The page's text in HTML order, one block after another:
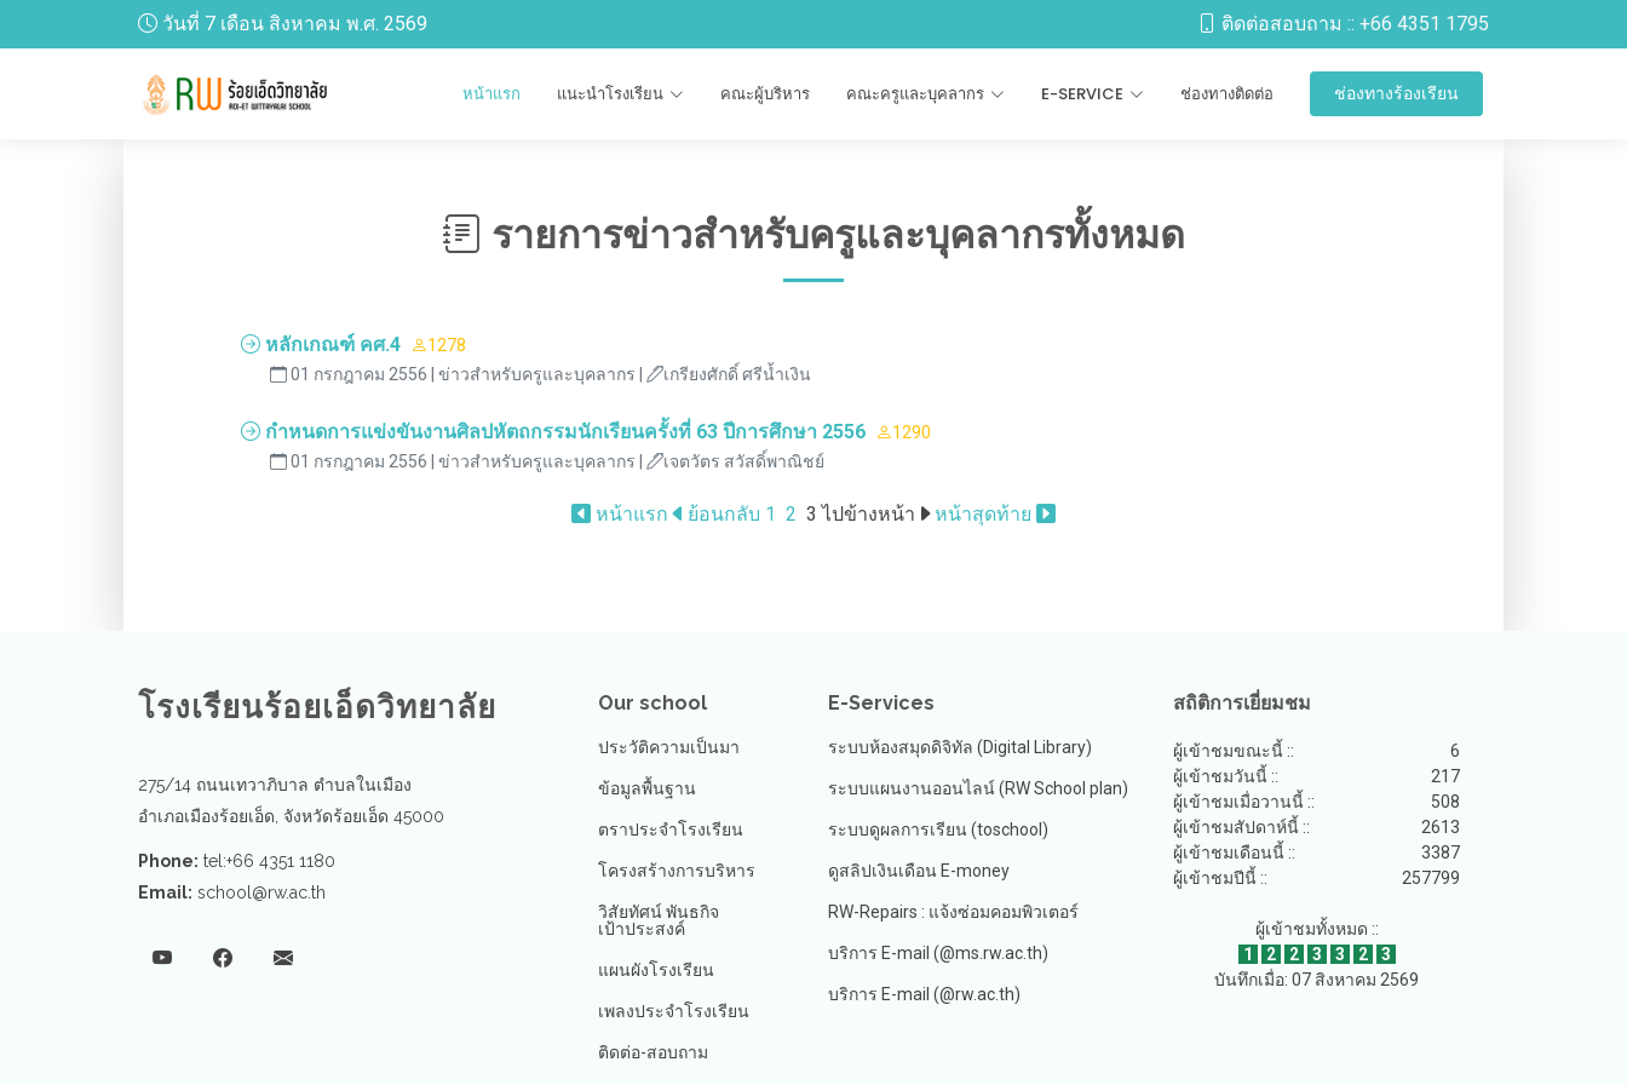
วันที่ 7 เดือน สิงหาคม พ.ศ. 2569 ติดต่อสอบถาม :: +66 4351 1795
หน้าแรก แนะนำโรงเรียน คณะผู้บริหาร คณะครูและบุคลากร E-SERVICE ช่องทางติดต่อ ช่องทางร้องเรียน
รายการข่าวสำหรับครูและบุคลากรทั้งหมด
หลักเกณฑ์ คศ.4
1278
01 กรกฎาคม 2556 | ข่าวสำหรับครูและบุคลากร |
เกรียงศักดิ์ ศรีน้ำเงิน
กำหนดการแข่งขันงานศิลปหัตถกรรมนักเรียนครั้งที่ 63 ปีการศึกษา 2556
1290
01 กรกฎาคม 2556 | ข่าวสำหรับครูและบุคลากร |
เจตวัตร สวัสดิ์พาณิชย์
หน้าแรก ย้อนกลับ 1 2 3 ไปข้างหน้า หน้าสุดท้าย
โรงเรียนร้อยเอ็ดวิทยาลัย
275/14 ถนนเทวาภิบาล ตำบลในเมือง
อำเภอเมืองร้อยเอ็ด, จังหวัดร้อยเอ็ด 45000
Phone: tel:+66 4351 1180
Email: school@rw.ac.th
Our school
ประวัติความเป็นมา
ข้อมูลพื้นฐาน
ตราประจำโรงเรียน
โครงสร้างการบริหาร
วิสัยทัศน์ พันธกิจ
เป้าประสงค์
แผนผังโรงเรียน
เพลงประจำโรงเรียน
ติดต่อ-สอบถาม
E-Services
ระบบห้องสมุดดิจิทัล (Digital Library)
ระบบแผนงานออนไลน์ (RW School plan)
ระบบดูผลการเรียน (toschool)
ดูสลิปเงินเดือน E-money
RW-Repairs : แจ้งซ่อมคอมพิวเตอร์
บริการ E-mail (@ms.rw.ac.th)
บริการ E-mail (@rw.ac.th)
สถิติการเยี่ยมชม
ผู้เข้าชมขณะนี้ ::
6
ผู้เข้าชมวันนี้ ::
217
ผู้เข้าชมเมื่อวานนี้ ::
508
ผู้เข้าชมสัปดาห์นี้ ::
2613
ผู้เข้าชมเดือนนี้ ::
3387
ผู้เข้าชมปีนี้ ::
257799
ผู้เข้าชมทั้งหมด ::
1
2 2 3 3 2
3
บันทึกเมื่อ: 07 สิงหาคม 2569